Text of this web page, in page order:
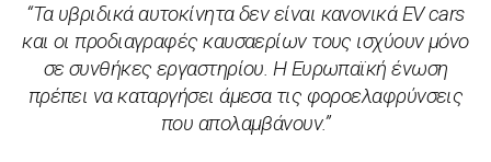
“Τα υβριδικά αυτοκίνητα δεν είναι κανονικά EV cars
και οι προδιαγραφές καυσαερίων τους ισχύουν μόνο
σε συνθήκες εργαστηρίου. Η Ευρωπαϊκή ένωση
πρέπει να καταργήσει άμεσα τις φοροελαφρύνσεις
που απολαμβάνουν.”